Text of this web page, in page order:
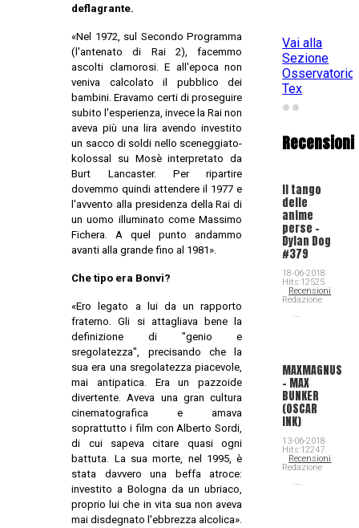
deflagrante.
«Nel 1972, sul Secondo Programma
(l'antenato di Rai 2), facemmo
ascolti clamorosi. E all'epoca non
veniva calcolato il pubblico dei
bambini. Eravamo certi di proseguire
subito l'esperienza, invece la Rai non
aveva più una lira avendo investito
un sacco di soldi nello sceneggiato-
kolossal su Mosè interpretato da
Burt Lancaster. Per ripartire
dovemmo quindi attendere il 1977 e
l'avvento alla presidenza della Rai di
un uomo illuminato come Massimo
Fichera. A quel punto andammo
avanti alla grande fino al 1981».
Che tipo era Bonvi?
«Ero legato a lui da un rapporto
fraterno. Gli si attagliava bene la
definizione di "genio e
sregolatezza", precisando che la
sua era una sregolatezza piacevole,
mai antipatica. Era un pazzoide
divertente. Aveva una gran cultura
cinematografica e amava
soprattutto i film con Alberto Sordi,
di cui sapeva citare quasi ogni
battuta. La sua morte, nel 1995, è
stata davvero una beffa atroce:
investito a Bologna da un ubriaco,
proprio lui che in vita sua non aveva
mai disdegnato l'ebbrezza alcolica».
Vai alla
Sezione
Osservatorio
Tex
Recensioni
Il tango
delle
anime
perse -
Dylan Dog
#379
18-06-2018
Hits:12525
Recensioni
Redazione
...
MAXMAGNUS
– MAX
BUNKER
(OSCAR
INK)
13-06-2018
Hits:12247
Recensioni
Redazione